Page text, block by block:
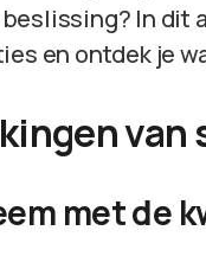
In dit
en ontdek je
met de